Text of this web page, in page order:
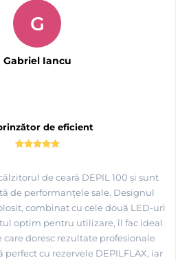
de eficient
de ceară DEPIL 100 și sunt
de performanțele sale. Designul
combinat cu cele două LED-uri
optim pentru utilizare, îl fac ideal
doresc rezultate profesionale
perfect cu rezervele DEPILFLAX, iar
G
Gabriel Iancu